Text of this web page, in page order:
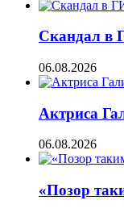
Скандал в
06.08.2026
Актриса
06.08.2026
«Позор